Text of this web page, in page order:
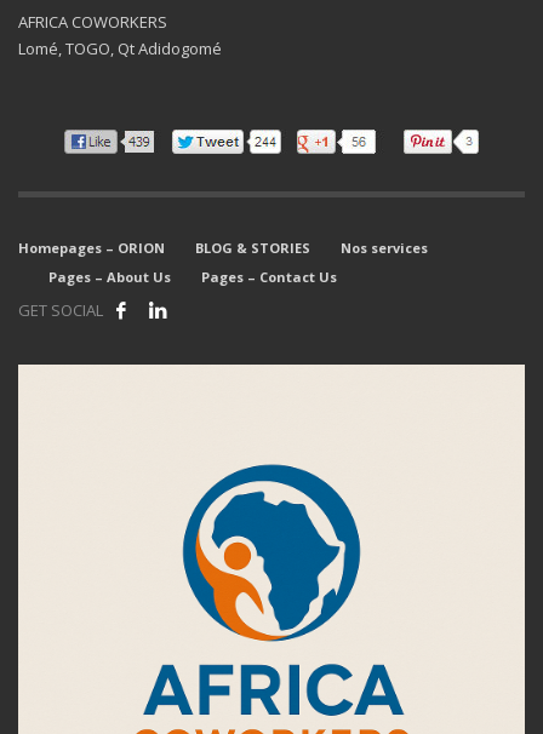
AFRICA COWORKERS
Lomé, TOGO, Qt Adidogomé
Homepages – ORION BLOG & STORIES
Nos services
Pages – About Us
Pages – Contact Us
GET SOCIAL